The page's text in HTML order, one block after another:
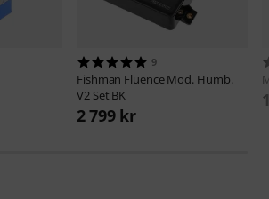
9
Fishman Fluence Mod. Humb.
V2 Set BK
2 799 kr